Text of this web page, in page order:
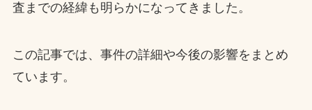
査までの経緯も明らかになってきました。
この記事では、事件の詳細や今後の影響をまとめ
ています。